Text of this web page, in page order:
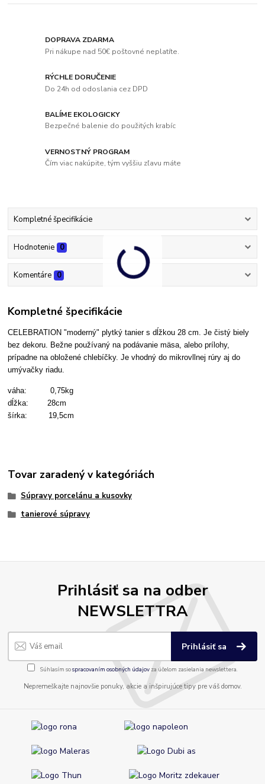
DOPRAVA ZDARMA
Pri nákupe nad 50€ poštovné neplatíte.
RÝCHLE DORUČENIE
Do 24h od odoslania cez DPD
BALÍME EKOLOGICKY
Bezpečné balenie do použitých krabíc
VERNOSTNÝ PROGRAM
Čím viac nakúpite, tým vyššiu zľavu máte
Kompletné špecifikácie
Hodnotenie 0
Komentáre 0
Kompletné špecifikácie
CELEBRATION "moderný" plytký tanier s dĺžkou 28 cm. Je čistý biely
bez dekoru. Bežne používaný na podávanie mäsa, alebo prílohy,
prípadne na obložené chlebíčky. Je vhodný do mikrovllnej rúry aj do
umývačky riadu.
váha: 0,75kg
dĺžka: 28cm
šírka: 19,5cm
Tovar zaradený v kategóriách
Súpravy porcelánu a kusovky
tanierové súpravy
Prihlásiť sa na odber
NEWSLETTRA
Prihlásiť sa
Súhlasím sospracovaním osobných údajov za účelom zasielania newslettera.
Nepremeškajte najnovšie ponuky, akcie a inšpirujúce tipy pre váš domov.